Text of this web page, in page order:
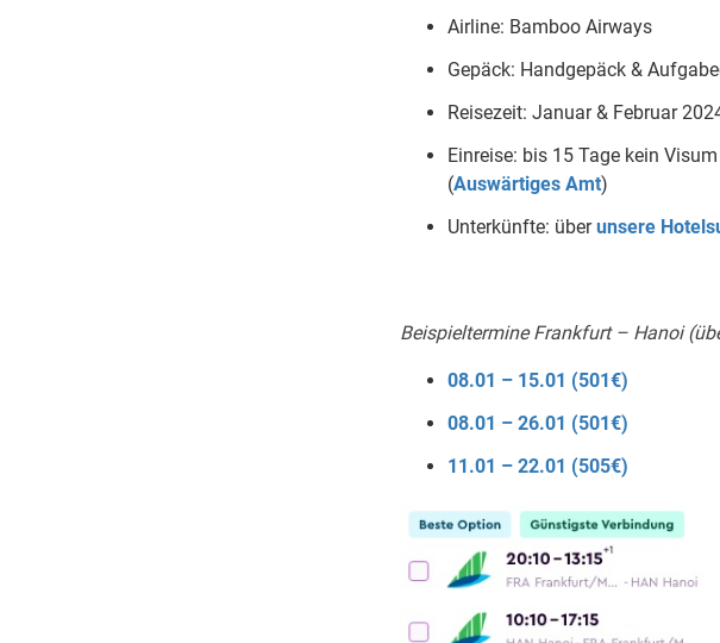
Airline: Bamboo Airways
Gepäck: Handgepäck &
Reisezeit: Januar & Februar
Einreise: bis 15 Tage kein
(Auswärtiges Amt)
Unterkünfte: überunsere
Beispieltermine Frankfurt – Hanoi
08.01 – 15.01 (501€)
08.01 – 26.01 (501€)
11.01 – 22.01 (505€)